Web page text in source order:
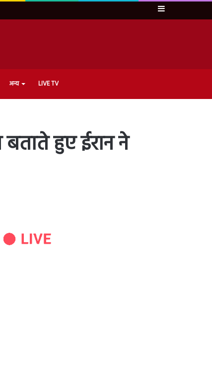
Sidebar
अन्य LIVE TV
बताते हुए ईरान ने